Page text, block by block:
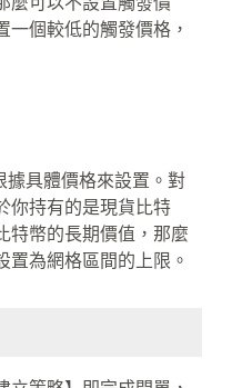
一個較低的觸發價格，
據具體價格來設置。對
你持有的是現貨比特
特幣的長期價值，那麼
置為網格區間的上限。